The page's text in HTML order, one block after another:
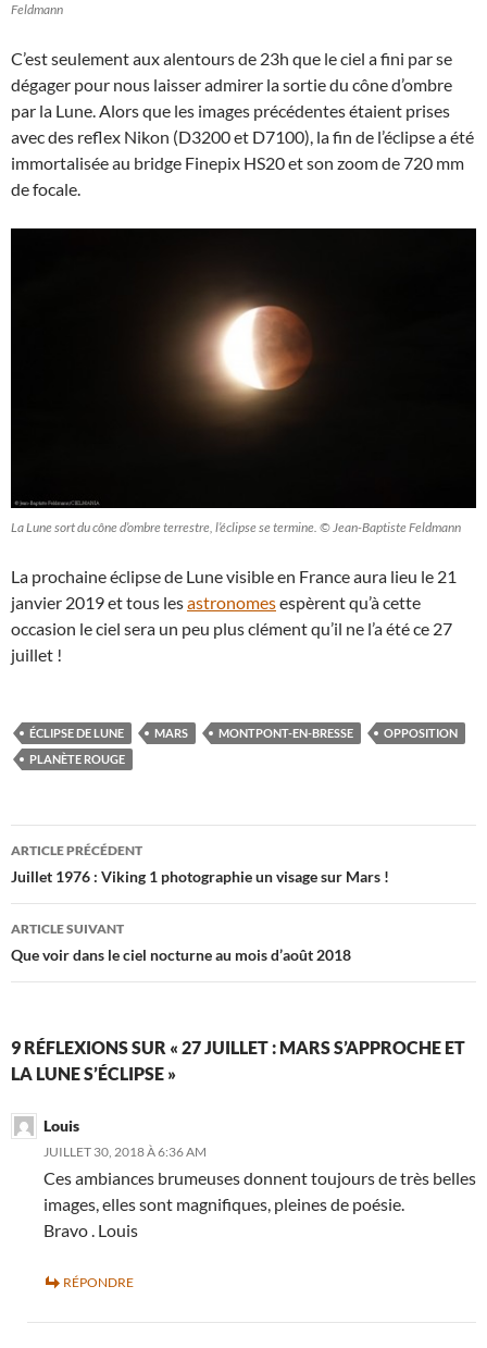
Feldmann
C’est seulement aux alentours de 23h que le ciel a fini par se
dégager pour nous laisser admirer la sortie du cône d’ombre
par la Lune. Alors que les images précédentes étaient prises
avec des reflex Nikon (D3200 et D7100), la fin de l’éclipse a été
immortalisée au bridge Finepix HS20 et son zoom de 720 mm
de focale.
La Lune sort du cône d’ombre terrestre, l’éclipse se termine. © Jean-Baptiste Feldmann
La prochaine éclipse de Lune visible en France aura lieu le 21
janvier 2019 et tous lesastronomesespèrent qu’à cette
occasion le ciel sera un peu plus clément qu’il ne l’a été ce 27
juillet !
ÉCLIPSE DE LUNE MARS MONTPONT-EN-BRESSE
OPPOSITION
PLANÈTE ROUGE
Navigation
des
articles
ARTICLE PRÉCÉDENT
Juillet 1976 : Viking 1 photographie un visage sur Mars !
ARTICLE SUIVANT
Que voir dans le ciel nocturne au mois d’août 2018
9 RÉFLEXIONS SUR « 27 JUILLET : MARS S’APPROCHE ET
LA LUNE S’ÉCLIPSE »
Louis
JUILLET 30, 2018 À 6:36 AM
Ces ambiances brumeuses donnent toujours de très belles
images, elles sont magnifiques, pleines de poésie.
Bravo . Louis
RÉPONDRE